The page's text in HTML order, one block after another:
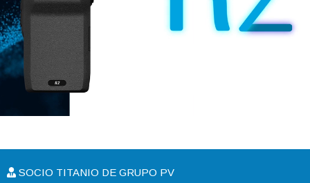
SOCIO TITANIO DE GRUPO PV